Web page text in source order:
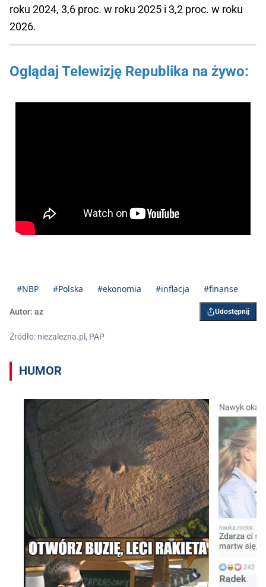
roku 2024, 3,6 proc. w roku 2025 i 3,2 proc. w roku
2026.
Oglądaj Telewizję Republika na żywo:
#NBP #Polska #ekonomia #inflacja #finanse
Autor: az Udostępnij
Źródło: niezalezna.pl, PAP
HUMOR